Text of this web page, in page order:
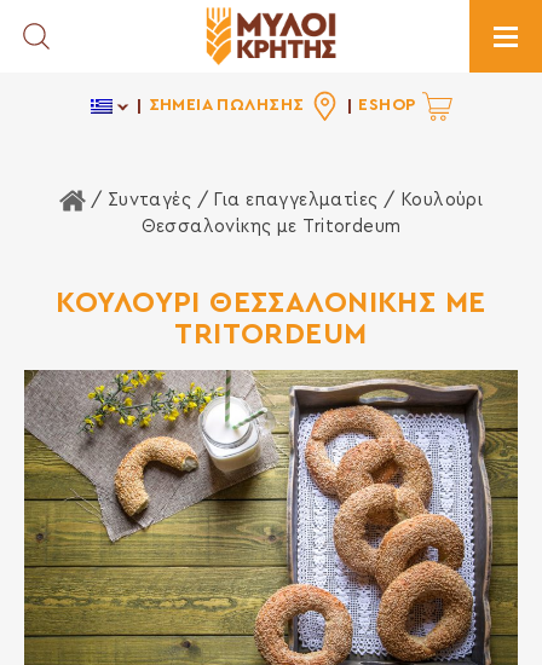
Toggle Search
ΣΗΜΕΙΑ ΠΩΛΗΣΗΣ ESHOP
Αρχική Σελίδα
/ Συνταγές / Για επαγγελματίες / Κουλούρι
Θεσσαλονίκης με Tritordeum
ΚΟΥΛΟΥΡΙ ΘΕΣΣΑΛΟΝΙΚΗΣ ΜΕ
TRITORDEUM